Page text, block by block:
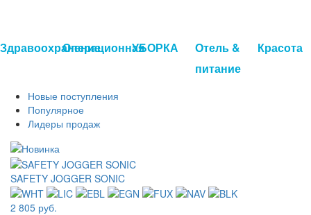
ЗдравоохранениеОперационнаяУБОРКА
Отель &
питание
Красота
Новые поступления
Популярное
Лидеры продаж
SAFETY JOGGER SONIC
2 805 руб.